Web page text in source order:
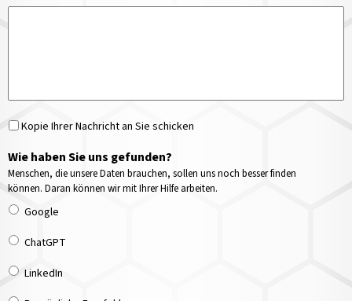
Kopie Ihrer Nachricht an Sie schicken
Wie haben Sie uns gefunden?
Menschen, die unsere Daten brauchen, sollen uns noch besser finden
können. Daran können wir mit Ihrer Hilfe arbeiten.
Google
ChatGPT
LinkedIn